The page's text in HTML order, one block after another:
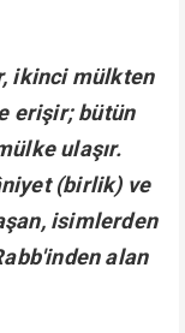
ikinci mülkten
erişir; bütün
ulaşır.
(birlik) ve
isimlerden
alan